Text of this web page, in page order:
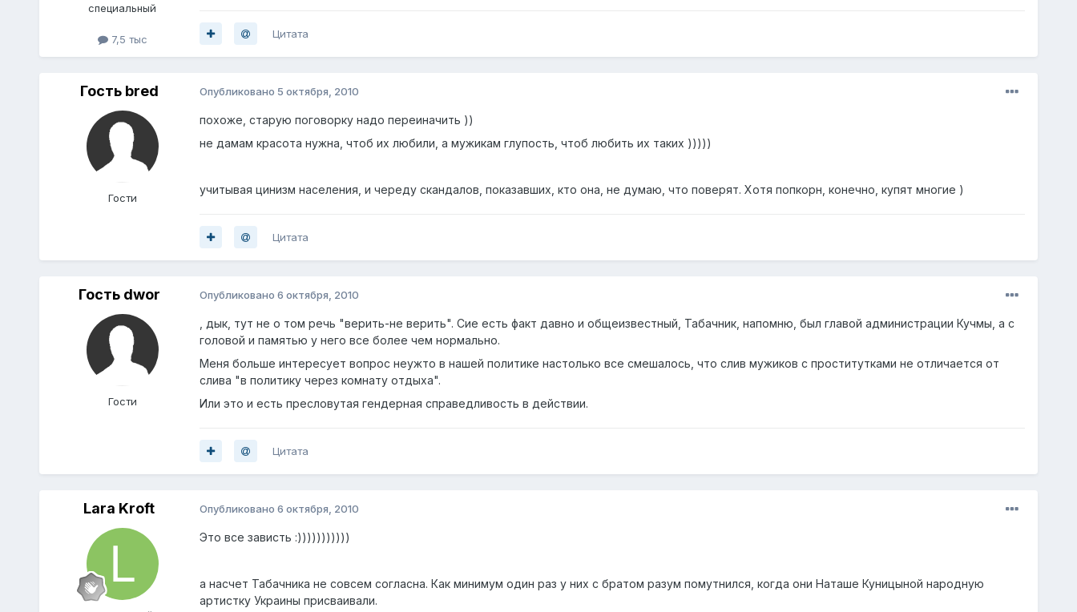
специальный
7,5 тыс Цитата
Гость bred
Гости
Опубликовано 5 октября, 2010
похоже, старую поговорку надо переиначить ))
не дамам красота нужна, чтоб их любили, а мужикам глупость, чтоб любить их таких )))))
учитывая цинизм населения, и череду скандалов, показавших, кто она, не думаю, что поверят. Хотя попкорн, конечно, купят многие )
Цитата
Гость dwor
Гости
Опубликовано 6 октября, 2010
, дык, тут не о том речь "верить-не верить". Сие есть факт давно и общеизвестный, Табачник, напомню, был главой администрации Кучмы, а с
головой и памятью у него все более чем нормально.
Меня больше интересует вопрос неужто в нашей политике настолько все смешалось, что слив мужиков с проститутками не отличается от
слива "в политику через комнату отдыха".
Или это и есть пресловутая гендерная справедливость в действии.
Цитата
Lara Kroft Опубликовано 6 октября, 2010
Это все зависть :)))))))))))
а насчет Табачника не совсем согласна. Как минимум один раз у них с братом разум помутнился, когда они Наташе Куницыной народную
артистку Украины присваивали.